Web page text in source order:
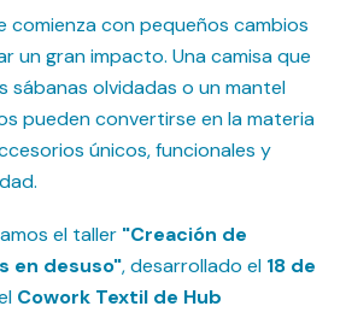
comienza con pequeños cambios
un gran impacto. Una camisa que
sábanas olvidadas o un mantel
pueden convertirse en la materia
únicos, funcionales y
el taller "Creación de
en desuso", desarrollado el 18 de
Cowork Textil de Hub